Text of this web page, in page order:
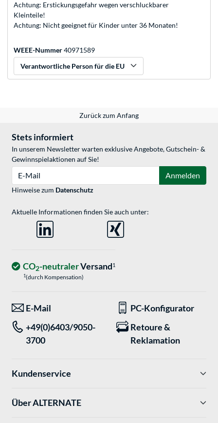
Achtung: Erstickungsgefahr wegen verschluckbarer
Kleinteile!
Achtung: Nicht geeignet für Kinder unter 36 Monaten!
WEEE-Nummer40971589
Verantwortliche Person für die EU
Zurück zum Anfang
Stets informiert
In unserem Newsletter warten exklusive Angebote, Gutschein- &
Gewinnspielaktionen auf Sie!
Anmelden
Hinweise zum Datenschutz
Aktuelle Informationen finden Sie auch unter:
CO2-neutralerVersand1
1(durch Kompensation)
E-Mail
PC-Konfigurator
+49(0)6403/9050-
3700
Retoure &
Reklamation
Kundenservice
Über ALTERNATE